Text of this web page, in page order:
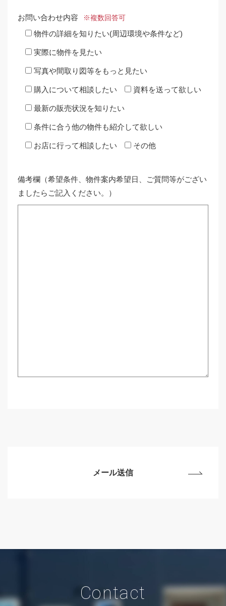
お問い合わせ内容 ※複数回答可
物件の詳細を知りたい(周辺環境や条件など)
実際に物件を見たい
写真や間取り図等をもっと見たい
購入について相談したい 資料を送って欲しい
最新の販売状況を知りたい
条件に合う他の物件も紹介して欲しい
お店に行って相談したい その他
備考欄（希望条件、物件案内希望日、ご質問等がござい
ましたらご記入ください。）
Contact